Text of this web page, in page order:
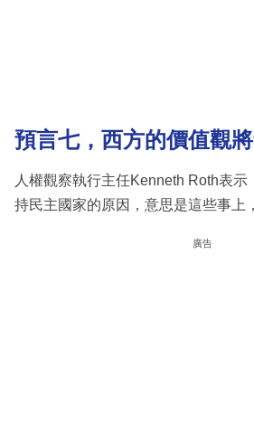
預言七，西方的價值觀
人權觀察執行主任Kenneth Roth表示
持民主國家的原因，意思是這些事上
廣告